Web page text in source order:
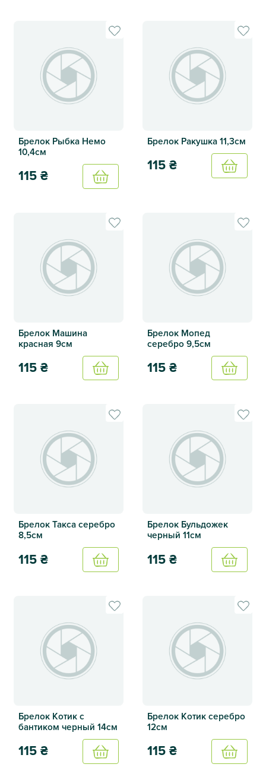
Брелок Рыбка Немо
10,4см
115₴
Купить
Брелок Ракушка 11,3см
115₴
Купить
Брелок Машина
красная 9см
115₴
Купить
Брелок Мопед
серебро 9,5см
115₴
Купить
Брелок Такса серебро
8,5см
115₴
Купить
Брелок Бульдожек
черный 11см
115₴
Купить
Брелок Котик с
бантиком черный 14см
115₴
Купить
Брелок Котик серебро
12см
115₴
Купить